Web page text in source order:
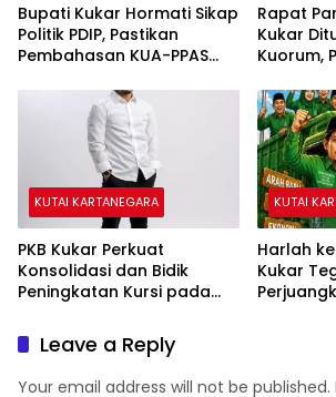
Bupati Kukar Hormati Sikap
Politik PDIP, Pastikan
Pembahasan KUA-PPAS
Rapat
Kukar
Kuorum,
APBD
Ulang
KUTAI KARTANEGARA
PKB Kukar Perkuat
Konsolidasi dan Bidik
Peningkatan Kursi pada
KUTAI
Harlah
Kukar
Leave a Reply
Your email address will not be published.